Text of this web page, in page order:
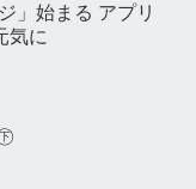
」始まる アプリ
気に
モノづくり ㊦